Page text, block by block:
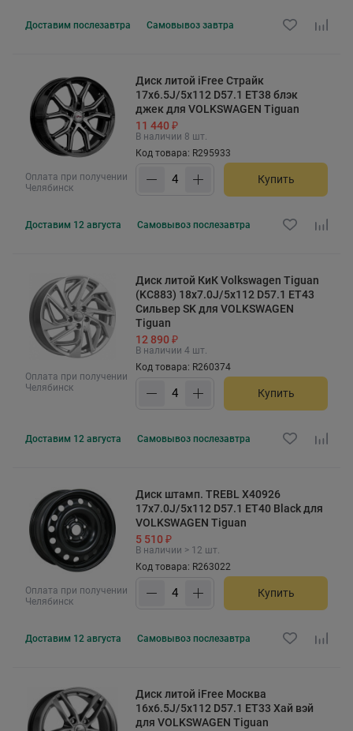
Доставим послезавтра Самовывоз завтра
Оплата при получении
Челябинск
Диск литой iFree Страйк
17x6.5J/5x112 D57.1 ET38 блэк
джек для VOLKSWAGEN Tiguan
11 440 ₽
В наличии 8 шт.
Код товара: R295933
Купить
Доставим 12 августа Самовывоз послезавтра
Оплата при получении
Челябинск
Диск литой КиК Volkswagen Tiguan
(KC883) 18x7.0J/5x112 D57.1 ET43
Сильвер SK для VOLKSWAGEN
Tiguan
12 890 ₽
В наличии 4 шт.
Код товара: R260374
Купить
Доставим 12 августа Самовывоз послезавтра
Оплата при получении
Челябинск
Диск штамп. TREBL X40926
17x7.0J/5x112 D57.1 ET40 Black для
VOLKSWAGEN Tiguan
5 510 ₽
В наличии > 12 шт.
Код товара: R263022
Купить
Доставим 12 августа Самовывоз послезавтра
Диск литой iFree Москва
16x6.5J/5x112 D57.1 ET33 Хай вэй
для VOLKSWAGEN Tiguan